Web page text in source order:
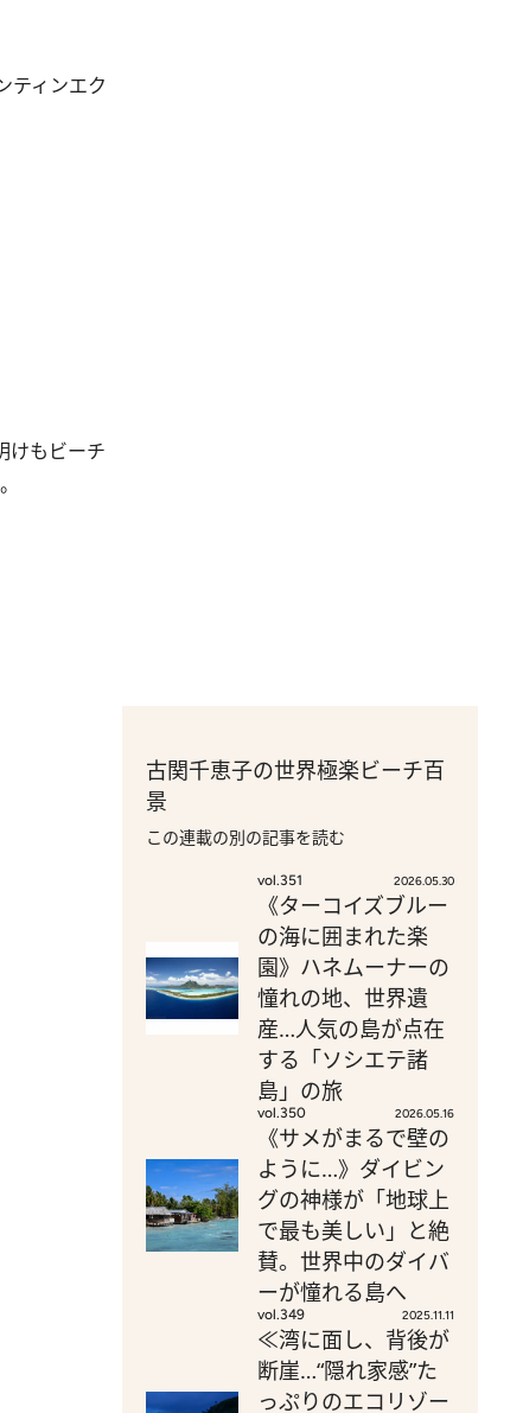
ティンエク
けもビーチ
古関千恵子の世界極楽ビーチ百
景
この連載の別の記事を読む
vol.351 2026.05.30
《ターコイズブルー
の海に囲まれた楽
園》ハネムーナーの
憧れの地、世界遺
産…人気の島が点在
する「ソシエテ諸
島」の旅
vol.350 2026.05.16
《サメがまるで壁の
ように…》ダイビン
グの神様が「地球上
で最も美しい」と絶
賛。世界中のダイバ
ーが憧れる島へ
vol.349 2025.11.11
≪湾に面し、背後が
断崖…“隠れ家感”た
っぷりのエコリゾー